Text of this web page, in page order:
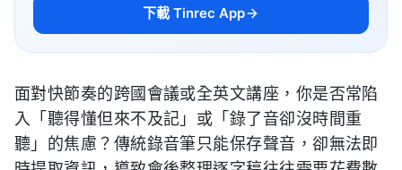
下載 Tinrec App
面對快節奏的跨國會議或全英文講座，你是否常陷
入「聽得懂但來不及記」或「錄了音卻沒時間重
聽」的焦慮？傳統錄音筆只能保存聲音，卻無法即